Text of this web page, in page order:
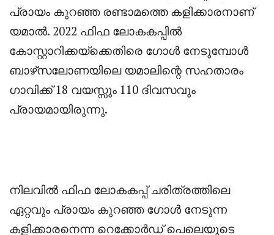
പ്രായം കുറഞ്ഞ രണ്ടാമത്തെ കളിക്കാരനാണ്
യമാൽ. 2022 ഫിഫ ലോകകപ്പിൽ
കോസ്റ്റാറിക്കയ്‌ക്കെതിരെ ഗോൾ നേടുമ്പോൾ
ബാഴ്‌സലോണയിലെ യമാലിന്റെ സഹതാരം
ഗാവിക്ക് 18 വയസ്സും 110 ദിവസവും
പ്രായമായിരുന്നു.
‎നിലവിൽ ഫിഫ ലോകകപ്പ് ചരിത്രത്തിലെ
ഏറ്റവും പ്രായം കുറഞ്ഞ ഗോൾ നേടുന്ന
കളിക്കാരനെന്ന റെക്കോർഡ് പെലെയുടെ